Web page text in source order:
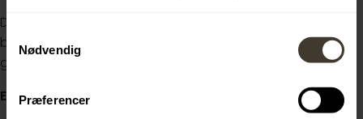
Nødvendig
Præferencer
Du bliver en del af et stærkt fællesskab i en international
branche med høj professionalisme, attraktive vilkår og
gode karrieremuligheder.
Er min plads sikret, når jeg tilmelder mig?